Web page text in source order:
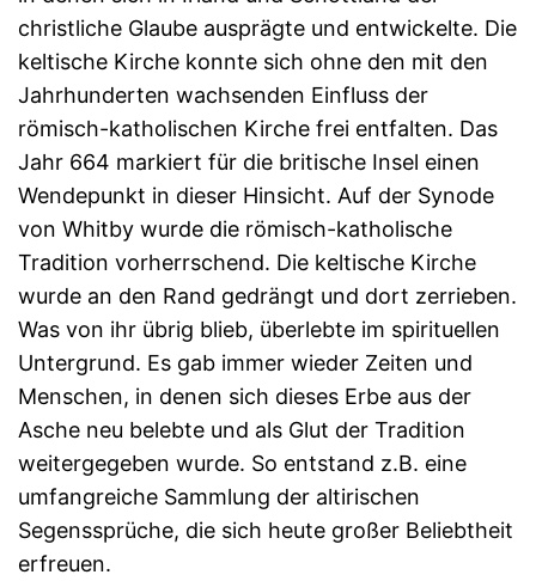
christliche Glaube ausprägte und entwickelte. Die
keltische Kirche konnte sich ohne den mit den
Jahrhunderten wachsenden Einfluss der
römisch-katholischen Kirche frei entfalten. Das
Jahr 664 markiert für die britische Insel einen
Wendepunkt in dieser Hinsicht. Auf der Synode
von Whitby wurde die römisch-katholische
Tradition vorherrschend. Die keltische Kirche
wurde an den Rand gedrängt und dort zerrieben.
Was von ihr übrig blieb, überlebte im spirituellen
Untergrund. Es gab immer wieder Zeiten und
Menschen, in denen sich dieses Erbe aus der
Asche neu belebte und als Glut der Tradition
weitergegeben wurde. So entstand z.B. eine
umfangreiche Sammlung der altirischen
Segenssprüche, die sich heute großer Beliebtheit
erfreuen.